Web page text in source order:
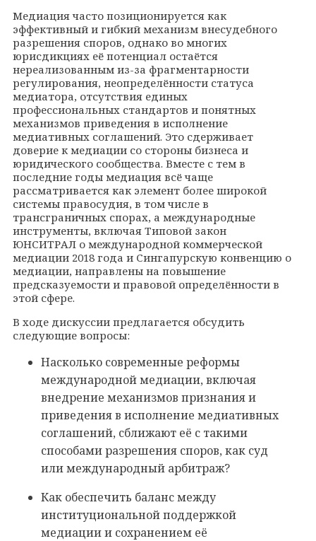
Медиация часто позиционируется как
эффективный и гибкий механизм внесудебного
разрешения споров, однако во многих
юрисдикциях её потенциал остаётся
нереализованным из-за фрагментарности
регулирования, неопределённости статуса
медиатора, отсутствия единых
профессиональных стандартов и понятных
механизмов приведения в исполнение
медиативных соглашений. Это сдерживает
доверие к медиации со стороны бизнеса и
юридического сообщества. Вместе с тем в
последние годы медиация всё чаще
рассматривается как элемент более широкой
системы правосудия, в том числе в
трансграничных спорах, а международные
инструменты, включая Типовой закон
ЮНСИТРАЛ о международной коммерческой
медиации 2018 года и Сингапурскую конвенцию о
медиации, направлены на повышение
предсказуемости и правовой определённости в
этой сфере.
В ходе дискуссии предлагается обсудить
следующие вопросы:
Насколько современные реформы
международной медиации, включая
внедрение механизмов признания и
приведения в исполнение медиативных
соглашений, сближают её с такими
способами разрешения споров, как суд
или международный арбитраж?
Как обеспечить баланс между
институциональной поддержкой
медиации и сохранением её